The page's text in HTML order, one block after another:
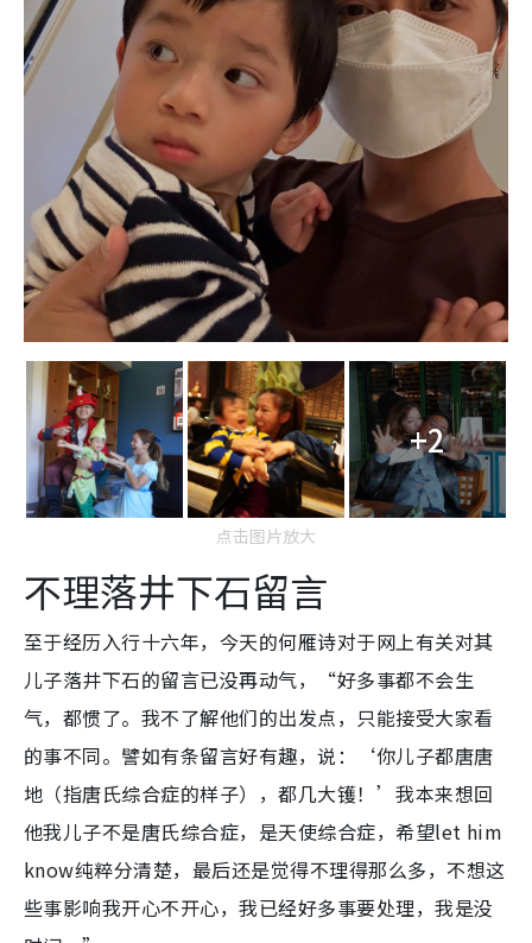
+2
点击图片放大
不理落井下石留言
至于经历入行十六年，今天的何雁诗对于网上有关对其
儿子落井下石的留言已没再动气，“好多事都不会生
气，都惯了。我不了解他们的出发点，只能接受大家看
的事不同。譬如有条留言好有趣，说：‘你儿子都唐唐
地（指唐氏综合症的样子），都几大镬！’我本来想回
他我儿子不是唐氏综合症，是天使综合症，希望let him
know纯粹分清楚，最后还是觉得不理得那么多，不想这
些事影响我开心不开心，我已经好多事要处理，我是没